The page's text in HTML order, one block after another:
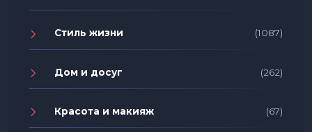
Стиль жизни (1087)
Дом и досуг (262)
Красота и макияж (67)